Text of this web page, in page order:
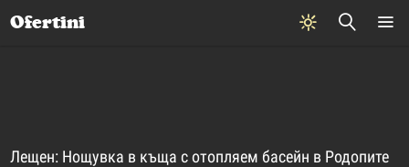
Ofertini
Лещен: Нощувка в къща с отопляем басейн в Родопите